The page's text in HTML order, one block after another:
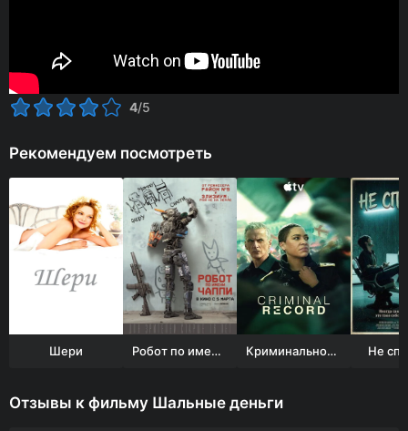
4/5
Рекомендуем посмотреть
Шери Робот по имени Чаппи Криминальное прошлое Не
Отзывы к фильму Шальные деньги